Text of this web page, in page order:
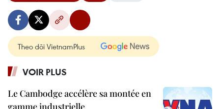
Theo dõi VietnamPlus
VOIR PLUS
Le Cambodge accélère sa montée en